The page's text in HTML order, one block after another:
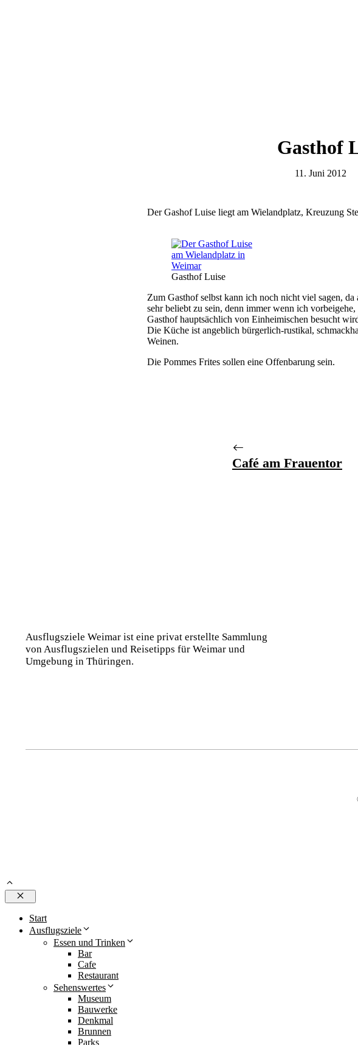
Gasthof
11. Juni 2012
Der Gashof Luise liegt am Wielandplatz, Kreuzung
Gasthof Luise
Zum Gasthof selbst kann ich noch nicht viel sagen,
sehr beliebt zu sein, denn immer wenn ich
Gasthof hauptsächlich von Einheimischen besucht
Die Küche ist angeblich bürgerlich-rustikal,
Weinen.
Die Pommes Frites sollen eine Offenbarung sein.
Café am Frauentor
Ausflugsziele Weimar ist eine privat erstellte Sammlung
von Ausflugszielen und Reisetipps für Weimar und
Umgebung in Thüringen.
Schließen
Start
Ausflugsziele
Essen und Trinken
Bar
Cafe
Restaurant
Sehenswertes
Museum
Bauwerke
Denkmal
Brunnen
Parks